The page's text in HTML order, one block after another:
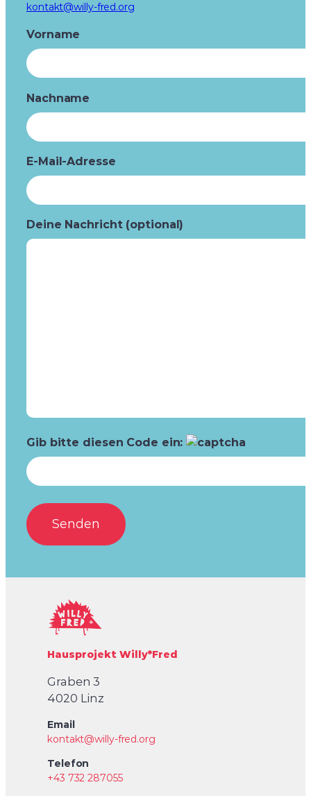
kontakt@willy-fred.org
Vorname
Nachname
E-Mail-Adresse
Deine Nachricht (optional)
Gib bitte diesen Code ein:
Hausprojekt Willy*Fred
Graben 3
4020 Linz
Email
kontakt@willy-fred.org
Telefon
+43 732 287055